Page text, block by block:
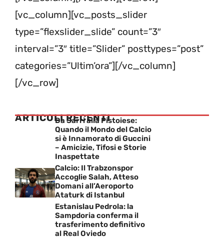
[vc_column][vc_posts_slider
type=”flexslider_slide” count=”3″
interval=”3″ title=”Slider” posttypes=”post”
categories=”Ultim’ora”][/vc_column]
[/vc_row]
ARTICOLI RECENTI
Da Sarri alla Pistoiese:
Quando il Mondo del Calcio
si è Innamorato di Guccini
– Amicizie, Tifosi e Storie
Inaspettate
Calcio: Il Trabzonspor
Accoglie Salah, Atteso
Domani all’Aeroporto
Ataturk di Istanbul
Estanislau Pedrola: la
Sampdoria conferma il
trasferimento definitivo
al Real Oviedo